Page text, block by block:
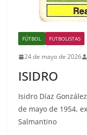
FÚTBOL FUTBOLISTAS
24 de mayo de 2026
ISIDRO
Isidro Díaz
de mayo de 1954,
Salmantino